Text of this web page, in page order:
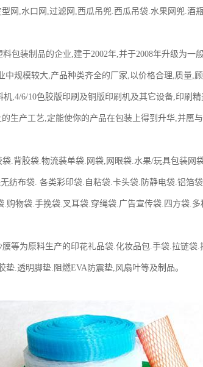
网,水口网,过滤网,西瓜吊兜.西瓜吊袋.水果网兜.酒
包装制品的企业,建于2002年,并于2008年升级为一
中规模较大,产品种类齐全的厂家,以价格合理,质量,
,4/6/10色胶版印刷及铜版印刷机及其它设备,印刷
的生产工艺,定能使你的产品在包装上得到升华,并
袋.背胶袋.物流装单袋.网袋,网眼袋.水果/玩具包装
纺布袋. 各类彩印袋.自粘袋.卡头袋.防静电袋.铝箔
购物袋.手挽袋.叉耳袋.穿绳袋.广告宣传袋.四方袋.
等为原料生产的印花礼品袋.化妆品包.手袋.拉链袋
垫.透明脚垫.阻燃EVA防震垫,风扇叶等及制品。